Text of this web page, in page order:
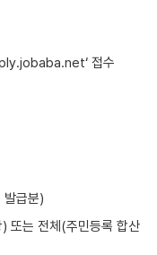
접수
발급분)
또는 전체(주민등록 합산